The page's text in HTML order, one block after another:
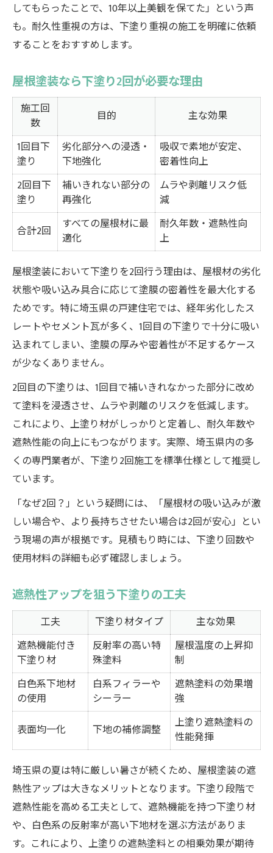
してもらったことで、10年以上美観を保てた」という声
も。耐久性重視の方は、下塗り重視の施工を明確に依頼
することをおすすめします。
屋根塗装なら下塗り2回が必要な理由
施工回
数
目的
主な効果
1回目下
塗り
劣化部分への浸透・
下地強化
吸収で素地が安定、
密着性向上
2回目下
塗り
補いきれない部分の
再強化
ムラや剥離リスク低
減
合計2回
すべての屋根材に最
適化
耐久年数・遮熱性向
上
屋根塗装において下塗りを2回行う理由は、屋根材の劣化
状態や吸い込み具合に応じて塗膜の密着性を最大化する
ためです。特に埼玉県の戸建住宅では、経年劣化したス
レートやセメント瓦が多く、1回目の下塗りで十分に吸い
込まれてしまい、塗膜の厚みや密着性が不足するケース
が少なくありません。
2回目の下塗りは、1回目で補いきれなかった部分に改め
て塗料を浸透させ、ムラや剥離のリスクを低減します。
これにより、上塗り材がしっかりと定着し、耐久年数や
遮熱性能の向上にもつながります。実際、埼玉県内の多
くの専門業者が、下塗り2回施工を標準仕様として推奨し
ています。
「なぜ2回？」という疑問には、「屋根材の吸い込みが激
しい場合や、より長持ちさせたい場合は2回が安心」とい
う現場の声が根拠です。見積もり時には、下塗り回数や
使用材料の詳細も必ず確認しましょう。
遮熱性アップを狙う下塗りの工夫
工夫 下塗り材タイプ
主な効果
遮熱機能付き
下塗り材
反射率の高い特
殊塗料
屋根温度の上昇抑
制
白色系下地材
の使用
白系フィラーや
シーラー
遮熱塗料の効果増
強
表面均一化
下地の補修調整
上塗り遮熱塗料の
性能発揮
埼玉県の夏は特に厳しい暑さが続くため、屋根塗装の遮
熱性アップは大きなメリットとなります。下塗り段階で
遮熱性能を高める工夫として、遮熱機能を持つ下塗り材
や、白色系の反射率が高い下地材を選ぶ方法がありま
す。これにより、上塗りの遮熱塗料との相乗効果が期待